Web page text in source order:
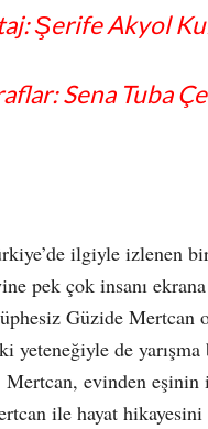
Şerife Akyol
Sena Tuba
ilgiyle izlenen
pek çok insanı
Güzide Mertcan
yeteneğiyle de
Mertcan, evinden eşinin
ile hayat